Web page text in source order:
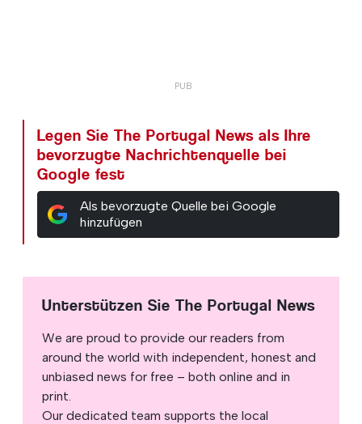
Legen Sie The Portugal News als Ihre
bevorzugte Nachrichtenquelle bei
Google fest
Als bevorzugte Quelle bei Google
hinzufügen
Unterstützen Sie The Portugal News
We are proud to provide our readers from
around the world with independent, honest and
unbiased news for free – both online and in
print.
Our dedicated team supports the local